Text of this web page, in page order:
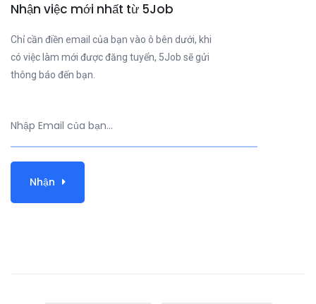
Nhận việc mới nhất từ 5Job
Chỉ cần điền email của bạn vào ô bên dưới, khi
có việc làm mới được đăng tuyển, 5Job sẽ gửi
thông báo đến bạn.
Nhận